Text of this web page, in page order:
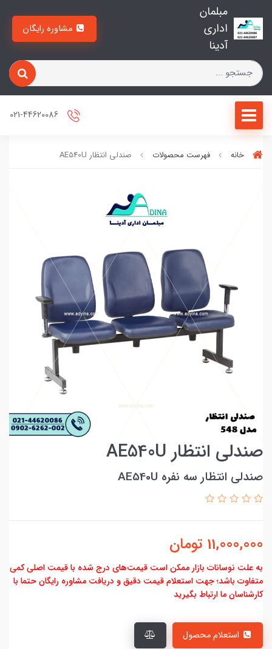
مبلمان
اداری
آدینا
خانه فهرست محصولات صندلی انتظار AE540U
صندلی انتظار AE540U
صندلی انتظار سه نفره AE540U
11,000,000 تومان
به علت نوسانات بازار ممکن است قیمت‌های درج شده با قیمت اصلی کمی
متفاوت باشد؛ جهت استعلام قیمت دقیق و دریافت مشاوره رایگان حتما با
کارشناسان ما ارتباط بگیرید